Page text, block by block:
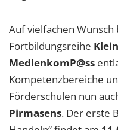
Auf vielfachen
Fortbildungsreihe
MedienkomP@ss
Kompetenzbereiche
Förderschulen nun
Pirmasens. Der erste